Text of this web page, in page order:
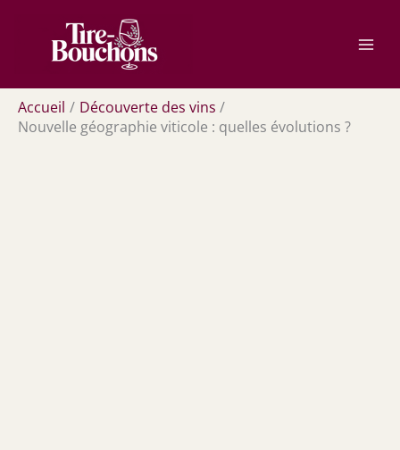
contenu
Accueil
Découverte des vins
Nouvelle géographie viticole : quelles évolutions ?